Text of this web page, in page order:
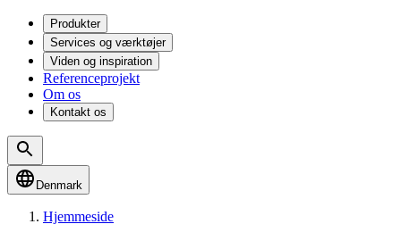
Produkter
Services og værktøjer
Viden og inspiration
Referenceprojekt
Om os
Kontakt os
Denmark
Hjemmeside